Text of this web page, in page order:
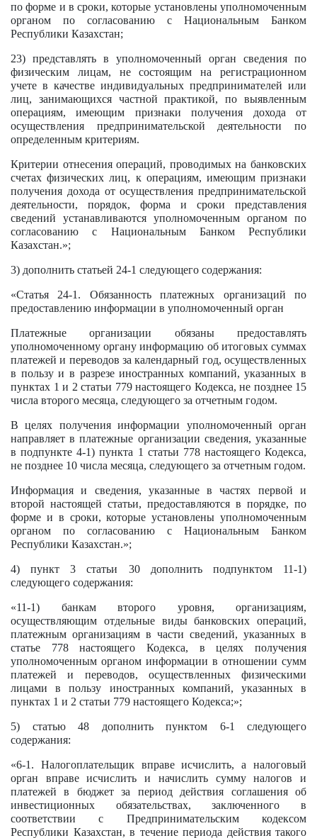
по форме и в сроки, которые установлены уполномоченным
органом по согласованию с Национальным Банком
Республики Казахстан;
23) представлять в уполномоченный орган сведения по
физическим лицам, не состоящим на регистрационном
учете в качестве индивидуальных предпринимателей или
лиц, занимающихся частной практикой, по выявленным
операциям, имеющим признаки получения дохода от
осуществления предпринимательской деятельности по
определенным критериям.
Критерии отнесения операций, проводимых на банковских
счетах физических лиц, к операциям, имеющим признаки
получения дохода от осуществления предпринимательской
деятельности, порядок, форма и сроки представления
сведений устанавливаются уполномоченным органом по
согласованию с Национальным Банком Республики
Казахстан.»;
3) дополнить статьей 24-1 следующего содержания:
«Статья 24-1. Обязанность платежных организаций по
предоставлению информации в уполномоченный орган
Платежные организации обязаны предоставлять
уполномоченному органу информацию об итоговых суммах
платежей и переводов за календарный год, осуществленных
в пользу и в разрезе иностранных компаний, указанных в
пунктах 1 и 2 статьи 779 настоящего Кодекса, не позднее 15
числа второго месяца, следующего за отчетным годом.
В целях получения информации уполномоченный орган
направляет в платежные организации сведения, указанные
в подпункте 4-1) пункта 1 статьи 778 настоящего Кодекса,
не позднее 10 числа месяца, следующего за отчетным годом.
Информация и сведения, указанные в частях первой и
второй настоящей статьи, предоставляются в порядке, по
форме и в сроки, которые установлены уполномоченным
органом по согласованию с Национальным Банком
Республики Казахстан.»;
4) пункт 3 статьи 30 дополнить подпунктом 11-1)
следующего содержания:
«11-1) банкам второго уровня, организациям,
осуществляющим отдельные виды банковских операций,
платежным организациям в части сведений, указанных в
статье 778 настоящего Кодекса, в целях получения
уполномоченным органом информации в отношении сумм
платежей и переводов, осуществленных физическими
лицами в пользу иностранных компаний, указанных в
пунктах 1 и 2 статьи 779 настоящего Кодекса;»;
5) статью 48 дополнить пунктом 6-1 следующего
содержания:
«6-1. Налогоплательщик вправе исчислить, а налоговый
орган вправе исчислить и начислить сумму налогов и
платежей в бюджет за период действия соглашения об
инвестиционных обязательствах, заключенного в
соответствии с Предпринимательским кодексом
Республики Казахстан, в течение периода действия такого